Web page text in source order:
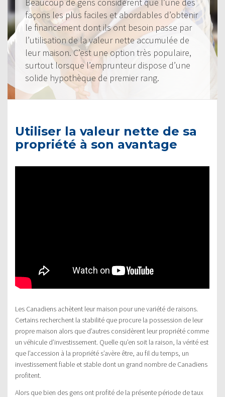
façons les plus faciles et abordables d’obtenir
le financement dont ils ont besoin passe par
l’utilisation de la valeur nette accumulée de
leur maison. C’est une option très populaire,
surtout lorsque l’emprunteur dispose d’une
solide hypothèque de premier rang.
Utiliser la valeur nette de sa
propriété à son avantage
Les Canadiens achètent leur maison pour une variété de raisons.
Certains recherchent la stabilité que procure la possession de leur
propre maison alors que d’autres considèrent leur propriété comme
un véhicule d’investissement. Quelle qu’en soit la raison, la vérité est
que l’accession à la propriété s’avère être, au fil du temps, un
investissement fiable et stable dont un grand nombre de Canadiens
profitent.
Alors que bien des gens ont profité de la présente période de taux